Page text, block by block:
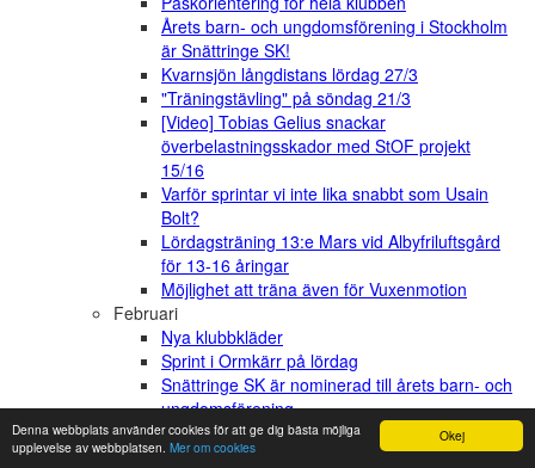
Okej
Denna webbplats använder cookies för att ge dig bästa möjliga
upplevelse av webbplatsen. Mer om cookies
Årets barn- och ungdomsförening i Stockholm
är Snättringe SK!
Kvarnsjön långdistans lördag 27/3
"Träningstävling" på söndag 21/3
[Video] Tobias Gelius snackar
överbelastningsskador med StOF projekt
15/16
Varför sprintar vi inte lika snabbt som Usain
Bolt?
Lördagsträning 13:e Mars vid Albyfriluftsgård
för 13-16 åringar
Möjlighet att träna även för Vuxenmotion
Februari
Nya klubbkläder
Sprint i Ormkärr på lördag
Snättringe SK är nominerad till årets barn- och
ungdomsförening
Januari
Inför årsmötet